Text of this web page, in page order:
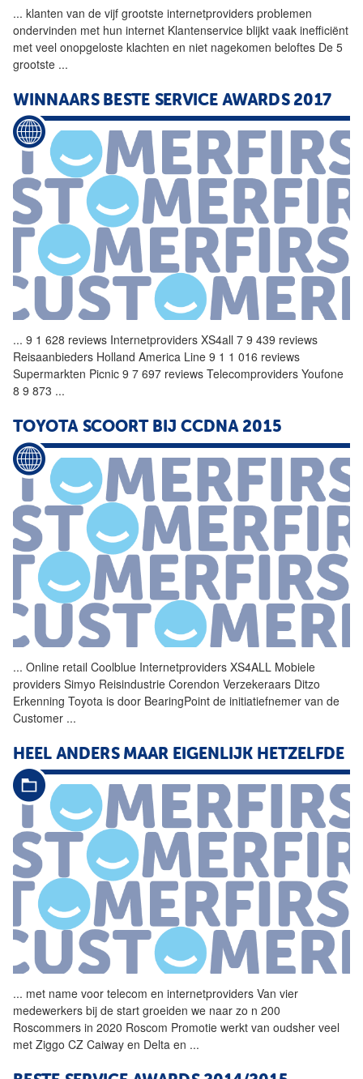
... klanten van de vijf grootste internetproviders problemen
ondervinden met hun internet Klantenservice blijkt vaak inefficiënt
met veel onopgeloste klachten en niet nagekomen beloftes De 5
grootste ...
WINNAARS BESTE SERVICE AWARDS 2017
... 9 1 628 reviews Internetproviders XS4all 7 9 439 reviews
Reisaanbieders Holland America Line 9 1 1 016 reviews
Supermarkten Picnic 9 7 697 reviews Telecomproviders Youfone
8 9 873 ...
TOYOTA SCOORT BIJ CCDNA 2015
... Online retail Coolblue Internetproviders XS4ALL Mobiele
providers Simyo Reisindustrie Corendon Verzekeraars Ditzo
Erkenning Toyota is door BearingPoint de initiatiefnemer van de
Customer ...
HEEL ANDERS MAAR EIGENLIJK HETZELFDE
... met name voor telecom en internetproviders Van vier
medewerkers bij de start groeiden we naar zo n 200
Roscommers in 2020 Roscom Promotie werkt van oudsher veel
met Ziggo CZ Caiway en Delta en ...